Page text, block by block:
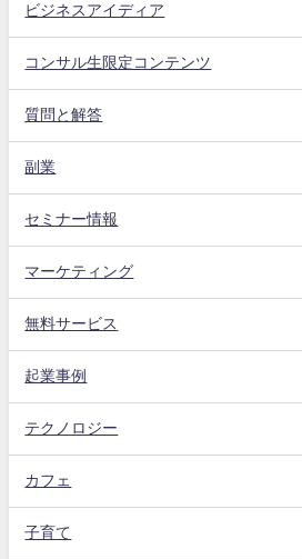
ビジネスアイディア
コンサル生限定コンテンツ
質問と解答
副業
セミナー情報
マーケティング
無料サービス
起業事例
テクノロジー
カフェ
子育て